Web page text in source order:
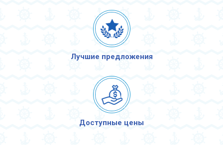
Лучшие предложения
Доступные цены